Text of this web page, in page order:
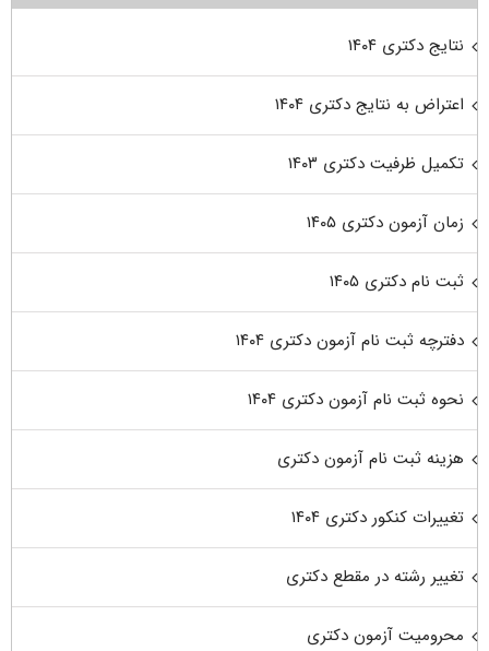
نتایج دکتری ۱۴۰۴
اعتراض به نتایج دکتری ۱۴۰۴
تکمیل ظرفیت دکتری ۱۴۰۳
زمان آزمون دکتری ۱۴۰۵
ثبت نام دکتری ۱۴۰۵
دفترچه ثبت نام آزمون دکتری ۱۴۰۴
نحوه ثبت نام آزمون دکتری ۱۴۰۴
هزینه ثبت نام آزمون دکتری
تغییرات کنکور دکتری ۱۴۰۴
تغییر رشته در مقطع دکتری
محرومیت آزمون دکتری